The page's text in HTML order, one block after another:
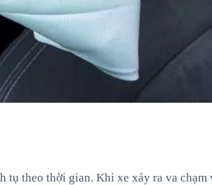
tụ theo thời gian. Khi xe xảy ra va